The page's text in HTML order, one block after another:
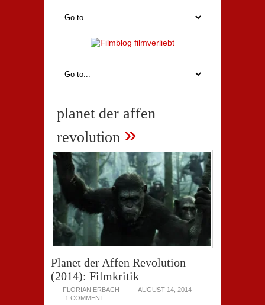
planet der affen
revolution »
Planet der Affen Revolution
(2014): Filmkritik
FLORIAN ERBACH
AUGUST 14, 2014
1 COMMENT